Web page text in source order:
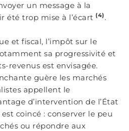
un message à la
été trop mise à l’écart (4) .
et fiscal, l’impôt sur le
sa progressivité et
revenus est envisagée.
guère les marchés
appellent le
d’intervention de l’État
coincé : conserver le peu
ou répondre aux